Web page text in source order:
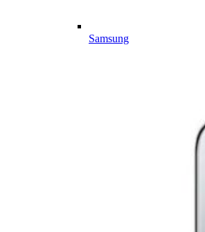
Samsung